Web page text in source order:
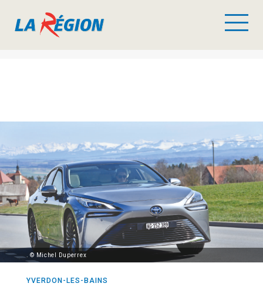
. © Michel Duperrex
YVERDON-LES-BAINS